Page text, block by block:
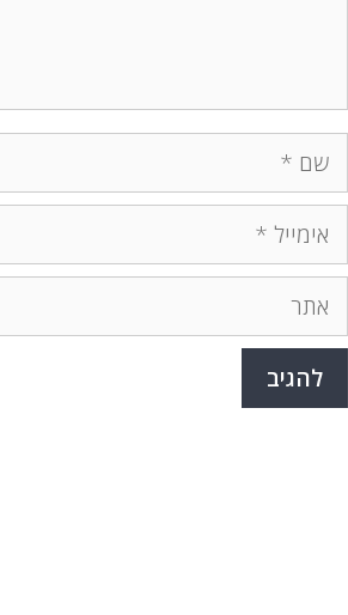
שם
אימייל
אתר